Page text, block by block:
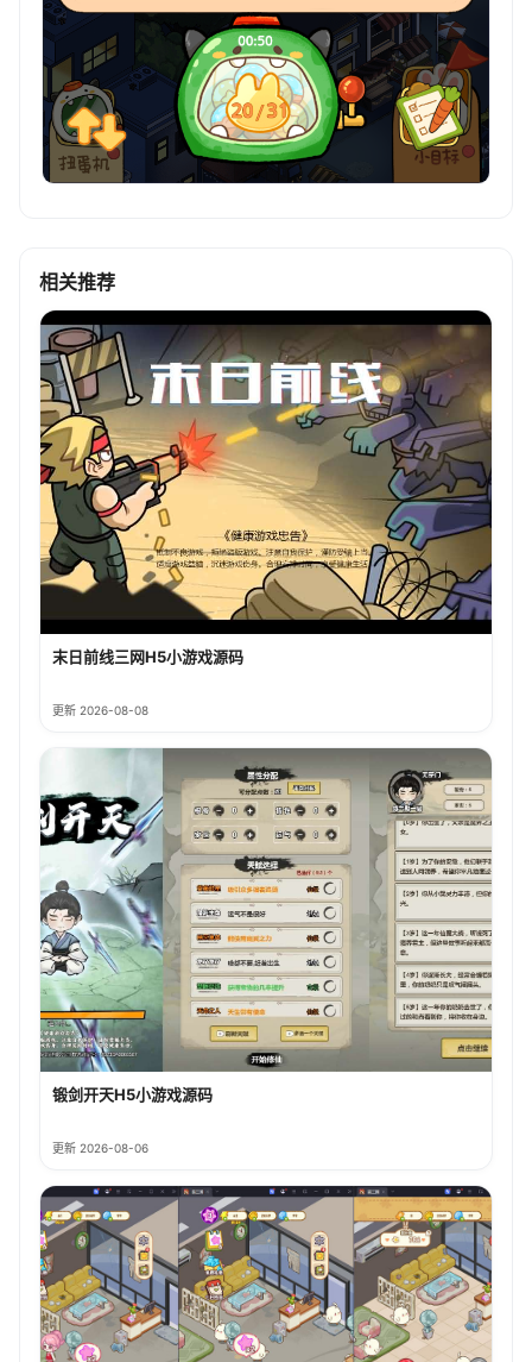
相关推荐
末日前线三网H5小游戏源码
更新 2026-08-08
锻剑开天H5小游戏源码
更新 2026-08-06